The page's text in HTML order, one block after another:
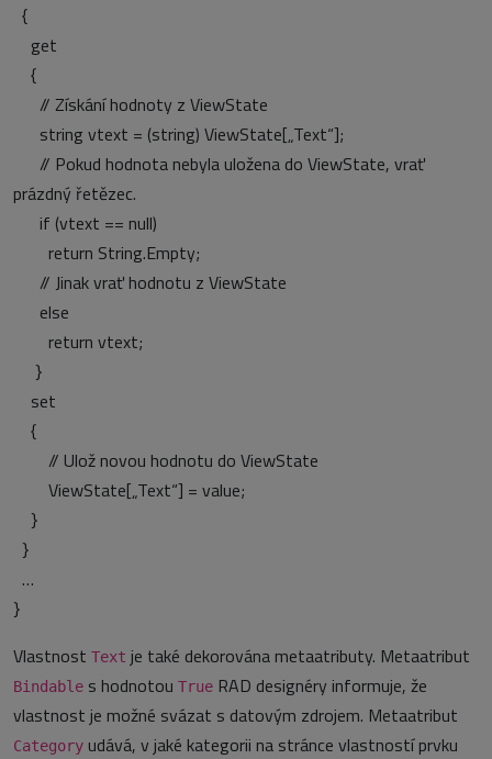
{
get
{
// Získání hodnoty z ViewState
string vtext = (string) ViewState[„Text“];
// Pokud hodnota nebyla uložena do ViewState, vrať
prázdný řetězec.
if (vtext == null)
return String.Empty;
// Jinak vrať hodnotu z ViewState
else
return vtext;
}
set
{
// Ulož novou hodnotu do ViewState
ViewState[„Text“] = value;
}
}
…
}
Vlastnost Text je také dekorována metaatributy. Metaatribut
Bindable s hodnotou True RAD designéry informuje, že
vlastnost je možné svázat s datovým zdrojem. Metaatribut
Category udává, v jaké kategorii na stránce vlastností prvku